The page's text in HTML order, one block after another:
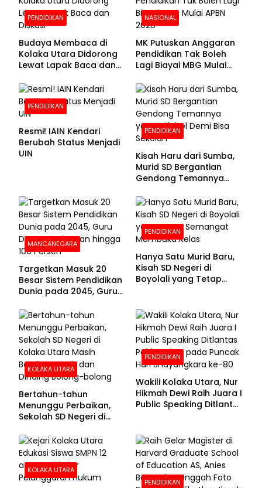
PENDIDIKAN
Budaya Membaca di
Kolaka Utara Didorong
Lewat Lapak Baca dan
NASIONAL
MK Putuskan Anggaran
Pendidikan Tak Boleh
Lagi Biayai MBG Mulai
PENDIDIKAN
Resmi! IAIN Kendari
Berubah Status Menjadi
UIN
PENDIDIKAN
Kisah Haru dari Sumba,
Murid SD Bergantian
Gendong Temannya
Sekolah
MANCANEGARA
Targetkan Masuk 20
Besar Sistem Pendidikan
Dunia pada 2045, Guru
100 Persen
PENDIDIKAN
Hanya Satu Murid Baru,
Kisah SD Negeri di
Boyolali yang Tetap
KOLAKA UTARA
Bertahun-tahun
Menunggu Perbaikan,
Sekolah SD Negeri di
Beralas Tanah dan
Dinding Bolong-bolong
PENDIDIKAN
Wakili Kolaka Utara, Nur
Hikmah Dewi Raih Juara I
Public Speaking Ditlantas
Bhayangkara ke-80
KOLAKA UTARA
PENDIDIKAN